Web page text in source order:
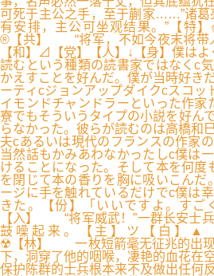
可死于主公之手，至于蒯家……”诸葛
有安排，主公可坐观结果。”【特
®【共】 “将军，不如今夜末将带人
【和】⊿【党】【人】↓【身】僕は
読むという種類の読書家ではなくc
かえすことを好んだ。僕が当時好き
ーティcジョンアップダイクcスコッ
イモンドチャンドラーといった作家
寮でもそういうタイプの小説を好ん
らなかった。彼らが読むのは高橋和
夫cあるいは現代のフランスの作家
当然話もかみあわなかったしc僕は
けることになった。そして本を何度
を閉じて本の香りを胸に吸いこんだ
ージに手を触れているだけでc僕は
きた。【份】「いいですよ。すご
【入】 “将军威武！”一群长安士
鼓噪起来。【主】ツ【白】▲
☢【林】 一枚短箭毫无征兆的出现
下，洞穿了他的咽喉，凄艳的血花在
保护陈群的士兵根本来不及做出任何